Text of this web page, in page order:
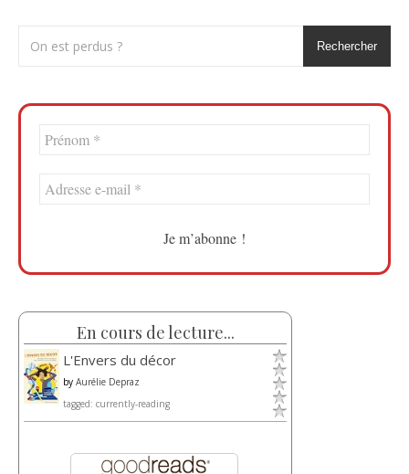
Rechercher
En cours de lecture...
L'Envers du décor
by Aurélie Depraz
tagged: currently-reading